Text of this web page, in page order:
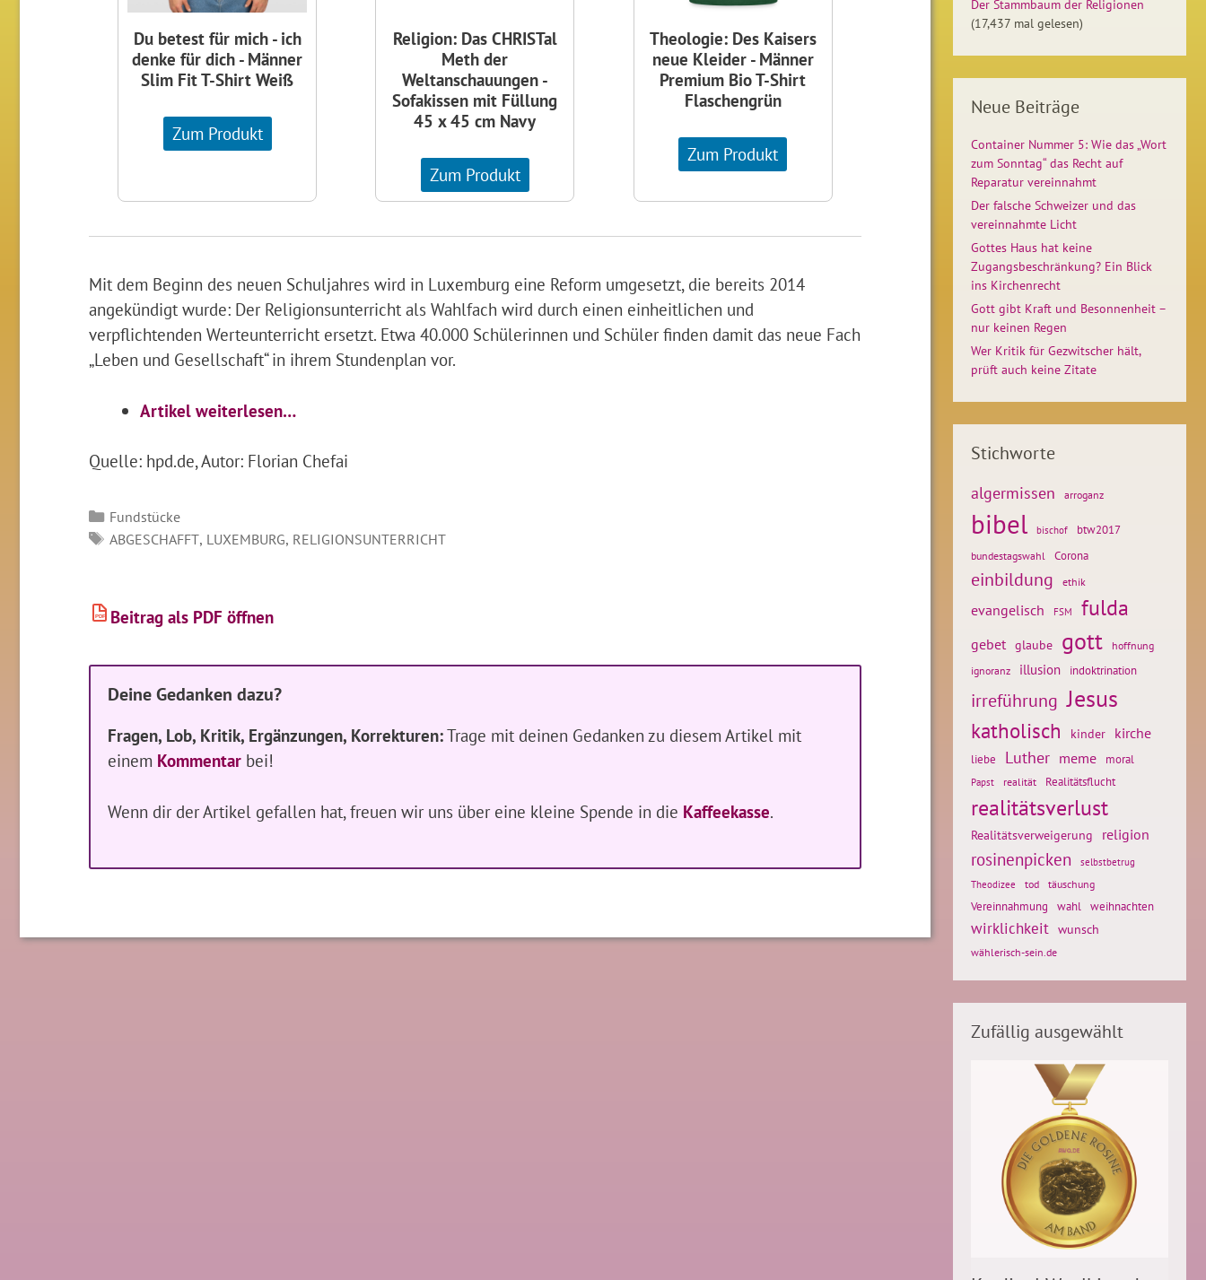
Du betest für mich - ich
denke für dich - Männer
Slim Fit T-Shirt Weiß
Zum Produkt
Religion: Das CHRISTal
Meth der
Weltanschauungen -
Sofakissen mit Füllung
45 x 45 cm Navy
Zum Produkt
Theologie: Des Kaisers
neue Kleider - Männer
Premium Bio T-Shirt
Flaschengrün
Zum Produkt
Mit dem Beginn des neuen Schuljahres wird in Luxemburg eine Reform umgesetzt, die bereits 2014
angekündigt wurde: Der Religionsunterricht als Wahlfach wird durch einen einheitlichen und
verpflichtenden Werteunterricht ersetzt. Etwa 40.000 Schülerinnen und Schüler finden damit das neue Fach
„Leben und Gesellschaft“ in ihrem Stundenplan vor.
Artikel weiterlesen…
Quelle: hpd.de, Autor: Florian Chefai
Kategorien
Fundstücke
SCHLAGWÖRTER
ABGESCHAFFT, LUXEMBURG, RELIGIONSUNTERRICHT
PDF Beitrag als PDF öffnen
Deine Gedanken dazu?
Fragen, Lob, Kritik, Ergänzungen, Korrekturen:Trage mit deinen Gedanken zu diesem Artikel mit
einem Kommentarbei!
Wenn dir der Artikel gefallen hat, freuen wir uns über eine kleine Spende in die Kaffeekasse.
Der Stammbaum der Religionen
(17,437 mal gelesen)
Neue Beiträge
Container Nummer 5: Wie das „Wort
zum Sonntag“ das Recht auf
Reparatur vereinnahmt
Der falsche Schweizer und das
vereinnahmte Licht
Gottes Haus hat keine
Zugangsbeschränkung? Ein Blick
ins Kirchenrecht
Gott gibt Kraft und Besonnenheit –
nur keinen Regen
Wer Kritik für Gezwitscher hält,
prüft auch keine Zitate
Stichworte
algermissen arroganz
bibel bischof btw2017
bundestagswahl Corona
einbildung ethik
evangelisch FSM fulda
gebet glaube gott
hoffnung
ignoranz
illusion indoktrination
irreführung Jesus
katholisch kinder kirche
liebe Luther meme moral
Papst realität Realitätsflucht
realitätsverlust
Realitätsverweigerung religion
rosinenpicken
selbstbetrug
Theodizee
tod täuschung
Vereinnahmung wahl weihnachten
wirklichkeit wunsch
wählerisch-sein.de
Zufällig ausgewählt